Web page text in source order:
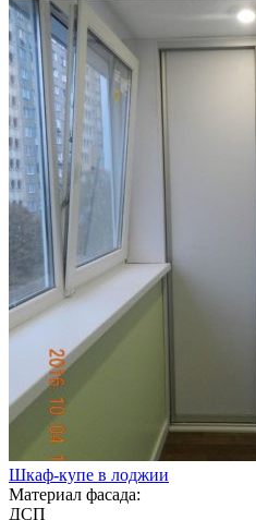
Шкаф-купе в лоджии
Материал фасада:
ДСП